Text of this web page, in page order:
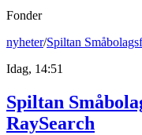
Fonder
nyheter/Spiltan
Idag, 14:51
Spiltan
RaySearch